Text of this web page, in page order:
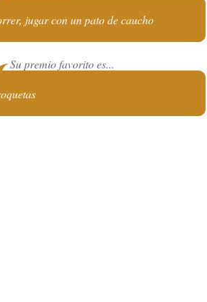
jugar con un pato de caucho
Su premio favorito es...